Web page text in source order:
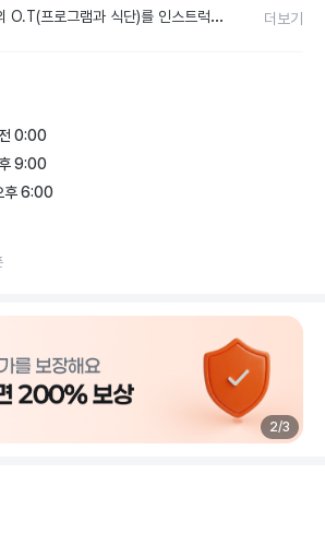
O.T(프로그램과 식단)를 인스트럭터
운동공간으로 여러분과 함께 하겠습
더보기
0:00
9:00
후 6:00
2/3